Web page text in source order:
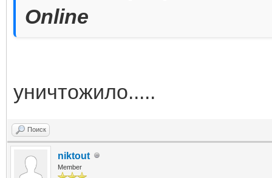
Online
уничтожило.....
Поиск
niktout
Member